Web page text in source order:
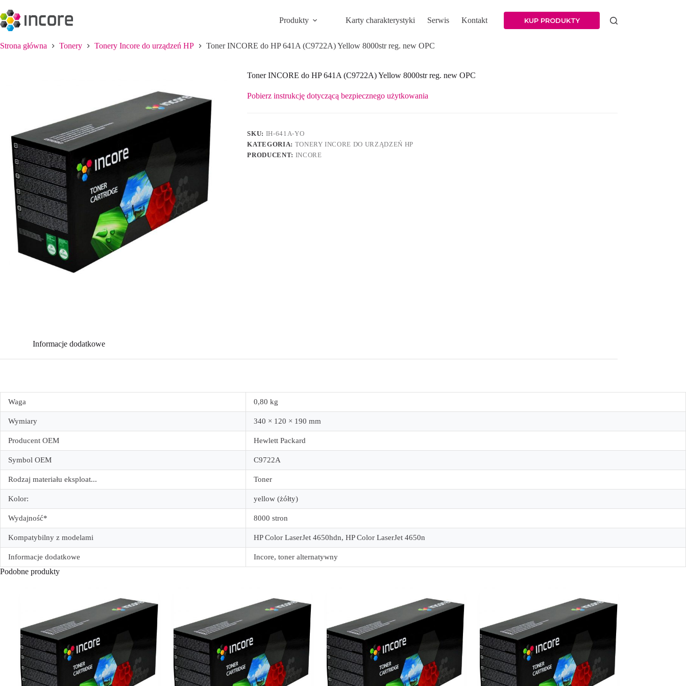
do
treści
Produkty Karty charakterystyki Serwis Kontakt KUP PRODUKTY
Strona główna Tonery Tonery Incore do urządzeń HP Toner INCORE do HP 641A (C9722A) Yellow 8000str reg. new OPC
Toner INCORE do HP 641A (C9722A) Yellow 8000str reg. new OPC
Pobierz instrukcję dotyczącą bezpiecznego użytkowania
SKU: IH-641A-YO
KATEGORIA: TONERY INCORE DO URZĄDZEŃ HP
PRODUCENT: INCORE
Informacje dodatkowe
Waga 0,80 kg
Wymiary 340 × 120 × 190 mm
Producent OEM Hewlett Packard
Symbol OEM C9722A
Rodzaj materiału eksploat... Toner
Kolor: yellow (żółty)
Wydajność* 8000 stron
Kompatybilny z modelami HP Color LaserJet 4650hdn, HP Color LaserJet 4650n
Informacje dodatkowe Incore, toner alternatywny
Podobne produkty